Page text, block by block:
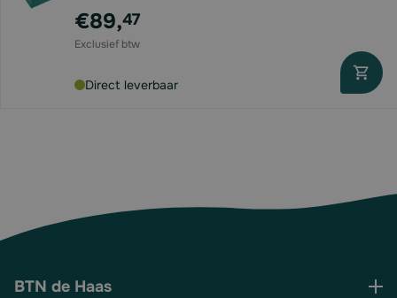
€89,47
Direct leverbaar
BTN de Haas